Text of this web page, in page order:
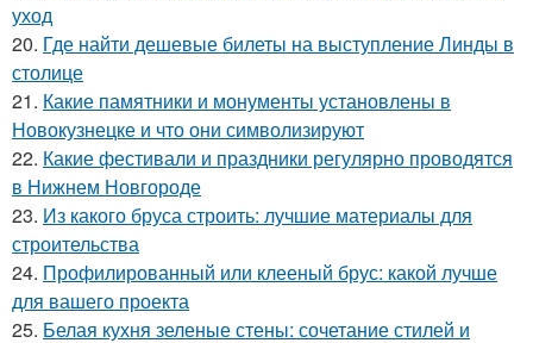
уход
20. Где найти дешевые билеты на выступление Линды в
столице
21. Какие памятники и монументы установлены в
Новокузнецке и что они символизируют
22. Какие фестивали и праздники регулярно проводятся
в Нижнем Новгороде
23. Из какого бруса строить: лучшие материалы для
строительства
24. Профилированный или клееный брус: какой лучше
для вашего проекта
25. Белая кухня зеленые стены: сочетание стилей и